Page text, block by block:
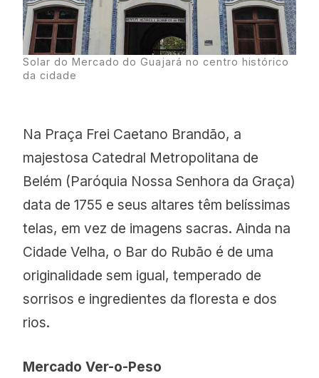
Solar do Mercado do Guajará no centro histórico
da cidade
Na Praça Frei Caetano Brandão, a
majestosa Catedral Metropolitana de
Belém (Paróquia Nossa Senhora da Graça)
data de 1755 e seus altares têm belíssimas
telas, em vez de imagens sacras. Ainda na
Cidade Velha, o Bar do Rubão é de uma
originalidade sem igual, temperado de
sorrisos e ingredientes da floresta e dos
rios.
Mercado Ver-o-Peso